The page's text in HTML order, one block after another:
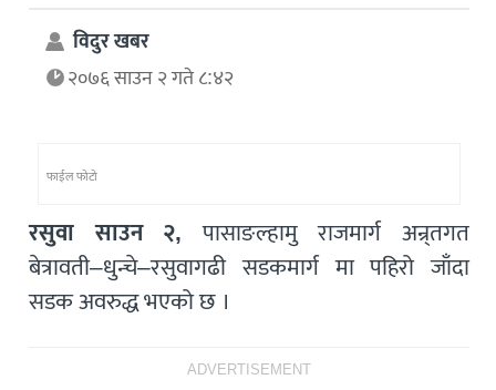
विदुर खबर
२०७६ साउन २ गते ८:४२
फाईल फोटो
रसुवा साउन २, पासाङल्हामु राजमार्ग अन्र्तगत
बेत्रावती–धुन्चे–रसुवागढी सडकमार्ग मा पहिरो जाँदा
सडक अवरुद्ध भएको छ ।
ADVERTISEMENT